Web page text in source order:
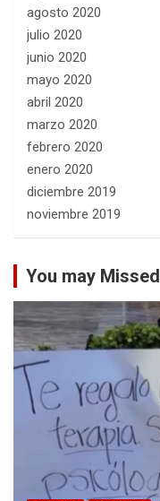
agosto 2020
julio 2020
junio 2020
mayo 2020
abril 2020
marzo 2020
febrero 2020
enero 2020
diciembre 2019
noviembre 2019
You may Missed